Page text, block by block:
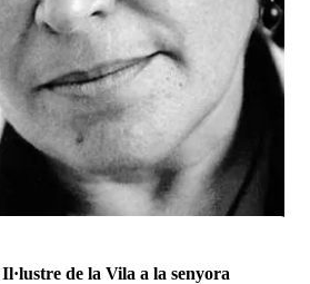
de la Vila a la senyora